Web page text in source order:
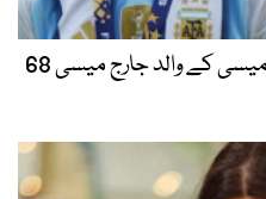
عالمی شہرت یافتہ فٹبالر لیونل میسی کے والد جارج میسی 68